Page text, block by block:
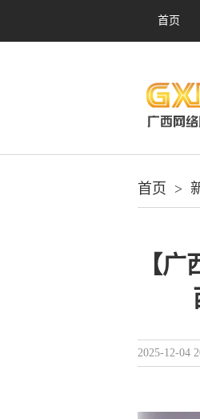
首页
首页 >
【
2025-12-04